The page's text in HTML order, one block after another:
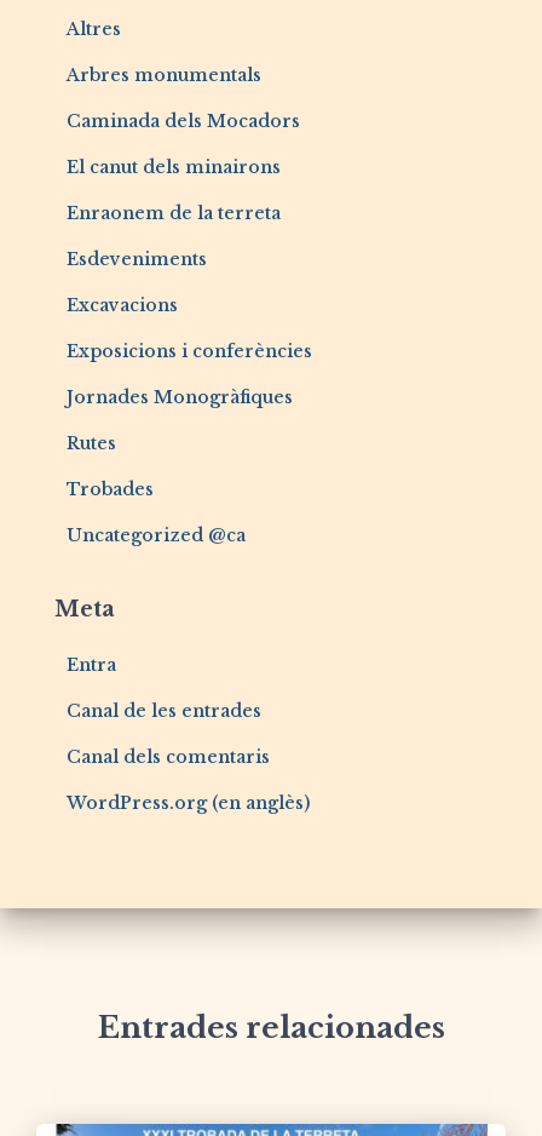
Altres
Arbres monumentals
Caminada dels Mocadors
El canut dels minairons
Enraonem de la terreta
Esdeveniments
Excavacions
Exposicions i conferències
Jornades Monogràfiques
Rutes
Trobades
Uncategorized @ca
Meta
Entra
Canal de les entrades
Canal dels comentaris
WordPress.org (en anglès)
Entrades relacionades